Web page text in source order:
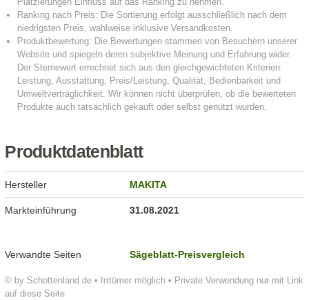
Produktdatenblatt
© by Schottenland.de • Irrtümer möglich • Private Verwendung nur mit Link
auf diese Seite
Hersteller MAKITA
Markteinführung 31.08.2021
Verwandte Seiten Sägeblatt-Preisvergleich